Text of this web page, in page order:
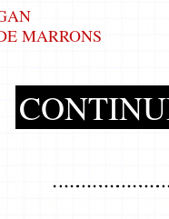
MARRONS